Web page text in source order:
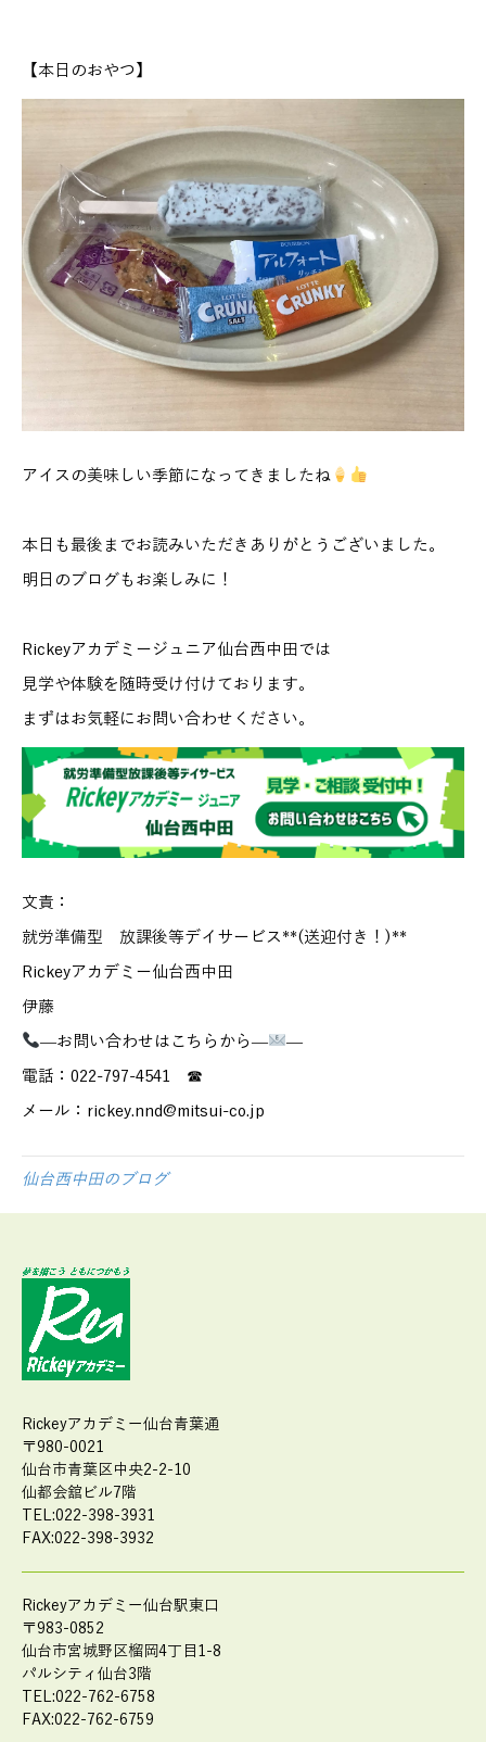
【本日のおやつ】
アイスの美味しい季節になってきましたね
本日も最後までお読みいただきありがとうございました。
明日のブログもお楽しみに！
Rickeyアカデミージュニア仙台西中田では
見学や体験を随時受け付けております。
まずはお気軽にお問い合わせください。
文責：
就労準備型 放課後等デイサービス**(送迎付き！)**
Rickeyアカデミー仙台西中田
伊藤
—お問い合わせはこちらから—
—
電話：022-797-4541 ☎
メール：rickey.nnd@mitsui-co.jp
仙台西中田のブログ
Rickeyアカデミー仙台青葉通
〒980-0021
仙台市青葉区中央2-2-10
仙都会舘ビル7階
TEL:022-398-3931
FAX:022-398-3932
Rickeyアカデミー仙台駅東口
〒983-0852
仙台市宮城野区榴岡4丁目1-8
パルシティ仙台3階
TEL:022-762-6758
FAX:022-762-6759